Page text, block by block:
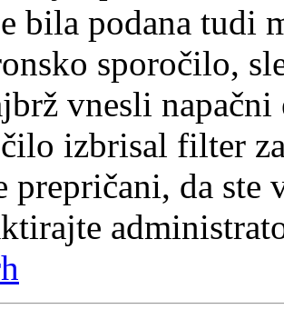
bila podana tudi
sporočilo,
vnesli
izbrisal filter
prepričani, da